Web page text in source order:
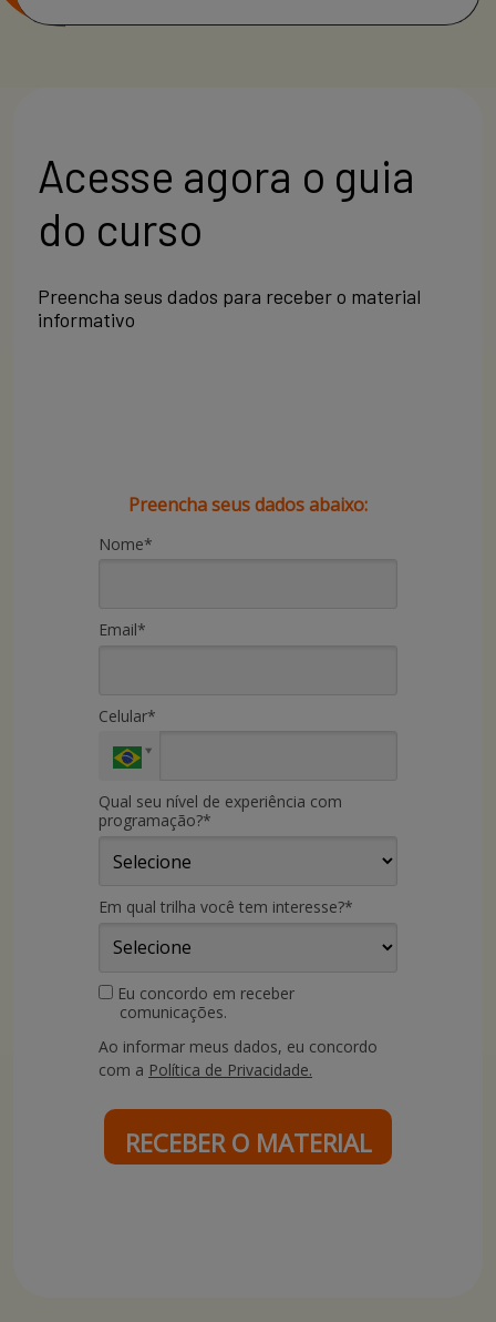
Acesse agora o guia
do curso
Preencha seus dados para receber o material
informativo
Preencha seus dados abaixo:
Nome*
Email*
Celular*
Qual seu nível de experiência com
programação?*
Em qual trilha você tem interesse?*
Eu concordo em receber
comunicações.
Ao informar meus dados, eu concordo
com a Política de Privacidade.
RECEBER O MATERIAL